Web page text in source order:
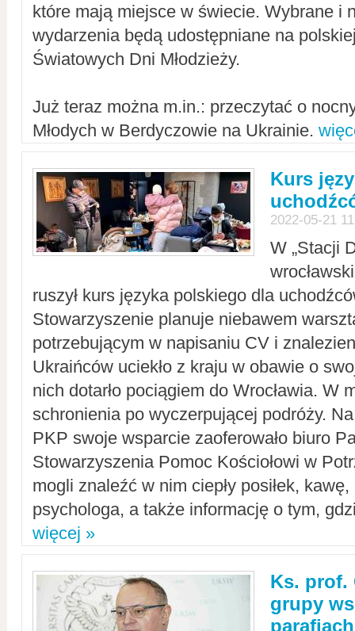
które mają miejsce w świecie. Wybrane i
wydarzenia będą udostępniane na
Światowych Dni Młodzieży.
Już teraz można m.in.: przeczytać o
Młodych w Berdyczowie na Ukrainie.
Kurs
2022-05-21
W „Stacji
ruszył kurs języka polskiego dla
Stowarzyszenie planuje niebawem
potrzebującym w napisaniu CV i
Ukraińców uciekło z kraju w obawie o
nich dotarło pociągiem do Wrocławia. W
schronienia po wyczerpującej podróży.
PKP swoje wsparcie zaoferowało biuro
Stowarzyszenia Pomoc Kościołowi w
mogli znaleźć w nim ciepły posiłek,
psychologa, a także informację o tym,
więcej »
Ks. prof.
grupy
parafiach